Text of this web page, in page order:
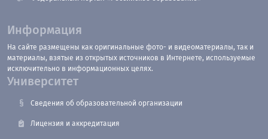
Информация
На сайте размещены как оригинальные фото- и видеоматериалы, так и
материалы, взятые из открытых источников в Интернете, используемые
исключительно в информационных целях.
Университет
Сведения об образовательной организации
Лицензия и аккредитация